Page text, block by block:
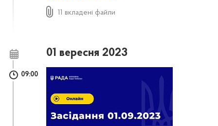
11 вкладені файли
01 вересня 2023
09:00